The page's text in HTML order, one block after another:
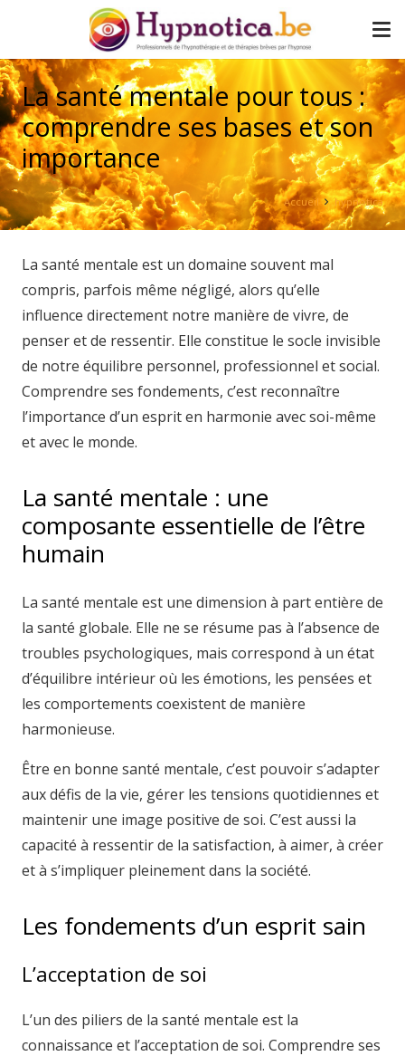
La santé mentale pour tous :
comprendre ses bases et son
importance
Accueil hypnotica
La santé mentale est un domaine souvent mal
compris, parfois même négligé, alors qu’elle
influence directement notre manière de vivre, de
penser et de ressentir. Elle constitue le socle invisible
de notre équilibre personnel, professionnel et social.
Comprendre ses fondements, c’est reconnaître
l’importance d’un esprit en harmonie avec soi-même
et avec le monde.
La santé mentale : une
composante essentielle de l’être
humain
La santé mentale est une dimension à part entière de
la santé globale. Elle ne se résume pas à l’absence de
troubles psychologiques, mais correspond à un état
d’équilibre intérieur où les émotions, les pensées et
les comportements coexistent de manière
harmonieuse.
Être en bonne santé mentale, c’est pouvoir s’adapter
aux défis de la vie, gérer les tensions quotidiennes et
maintenir une image positive de soi. C’est aussi la
capacité à ressentir de la satisfaction, à aimer, à créer
et à s’impliquer pleinement dans la société.
Les fondements d’un esprit sain
L’acceptation de soi
L’un des piliers de la santé mentale est la
connaissance et l’acceptation de soi. Comprendre ses